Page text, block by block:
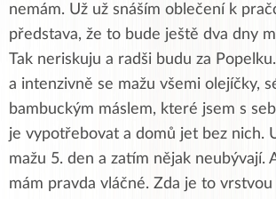
nemám. Už už snáším oblečení k
představa, že to bude ještě dva dny
Tak neriskuju a radši budu za
a intenzivně se mažu všemi olejíčky,
bambuckým máslem, které jsem s
je vypotřebovat a domů jet bez nich.
mažu 5. den a zatím nějak neubývají.
mám pravda vláčné. Zda je to